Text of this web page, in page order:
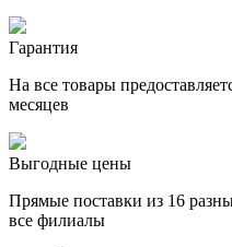
Гарантия
На все товары
месяцев
Выгодные цены
Прямые поставки из 16
все филиалы